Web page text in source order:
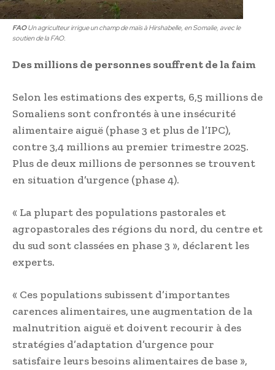
FAOUn agriculteur irrigue un champ de maïs à Hirshabelle, en Somalie, avec le
soutien de la FAO.
Des millions de personnes souffrent de la faim
Selon les estimations des experts, 6,5 millions de
Somaliens sont confrontés à une insécurité
alimentaire aiguë (phase 3 et plus de l’IPC),
contre 3,4 millions au premier trimestre 2025.
Plus de deux millions de personnes se trouvent
en situation d’urgence (phase 4).
« La plupart des populations pastorales et
agropastorales des régions du nord, du centre et
du sud sont classées en phase 3 », déclarent les
experts.
« Ces populations subissent d’importantes
carences alimentaires, une augmentation de la
malnutrition aiguë et doivent recourir à des
stratégies d’adaptation d’urgence pour
satisfaire leurs besoins alimentaires de base »,